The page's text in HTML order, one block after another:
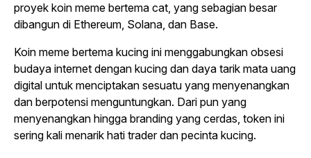
proyek koin meme bertema cat, yang sebagian besar
dibangun di Ethereum, Solana, dan Base.
Koin meme bertema kucing ini menggabungkan obsesi
budaya internet dengan kucing dan daya tarik mata uang
digital untuk menciptakan sesuatu yang menyenangkan
dan berpotensi menguntungkan. Dari pun yang
menyenangkan hingga branding yang cerdas, token ini
sering kali menarik hati trader dan pecinta kucing.